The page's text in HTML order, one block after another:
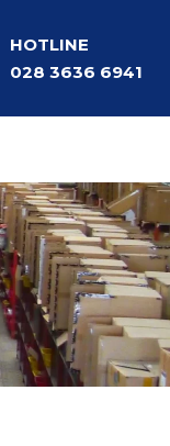
HOTLINE
028 3636 6941